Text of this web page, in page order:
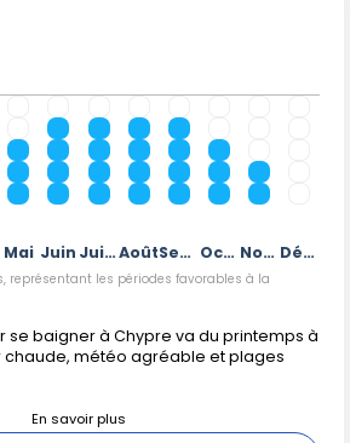
Mai Juin JuilletAoût Septembre Octobre Novembre Décembre
représentant les périodes favorables à la
se baigner à Chypre va du printemps à
météo agréable et plages